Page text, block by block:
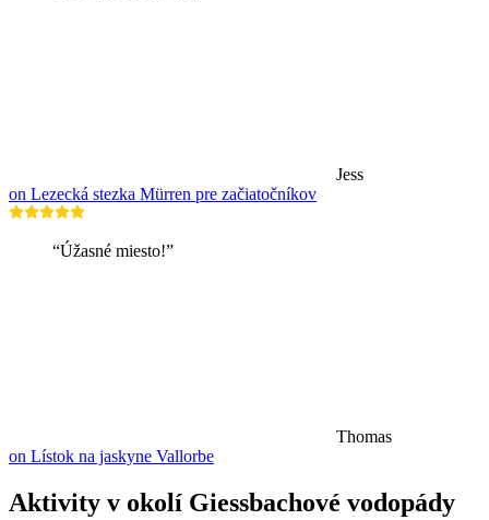
Jess
on Lezecká stezka Mürren pre začiatočníkov
“Úžasné miesto!”
Thomas
on Lístok na jaskyne Vallorbe
Aktivity v okolí Giessbachové vodopády